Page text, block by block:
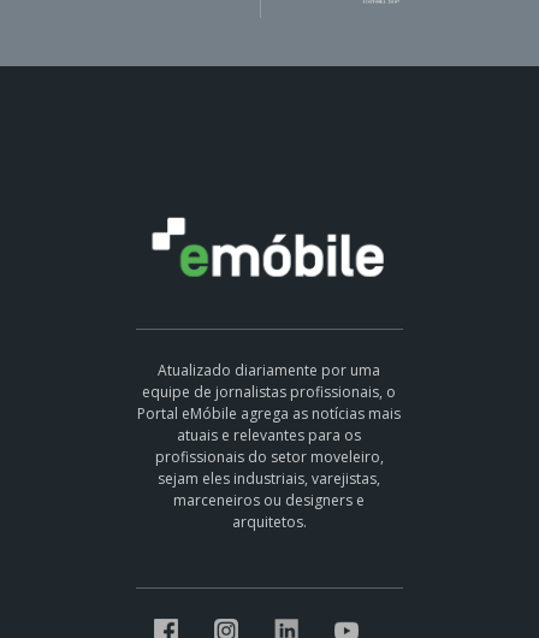
Atualizado diariamente por uma
equipe de jornalistas profissionais, o
Portal eMóbile agrega as notícias mais
atuais e relevantes para os
profissionais do setor moveleiro,
sejam eles industriais, varejistas,
marceneiros ou designers e
arquitetos.